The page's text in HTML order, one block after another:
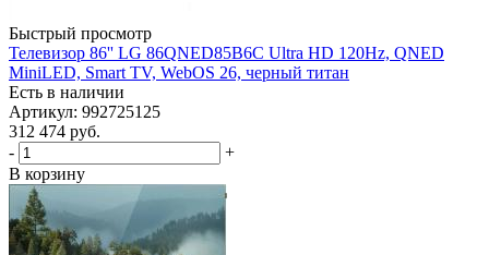
Быстрый просмотр
Телевизор 86'' LG 86QNED85B6C Ultra HD 120Hz, QNED
MiniLED, Smart TV, WebOS 26, черный титан
Есть в наличии
Артикул: 992725125
312 474 руб.
-
+
В корзину